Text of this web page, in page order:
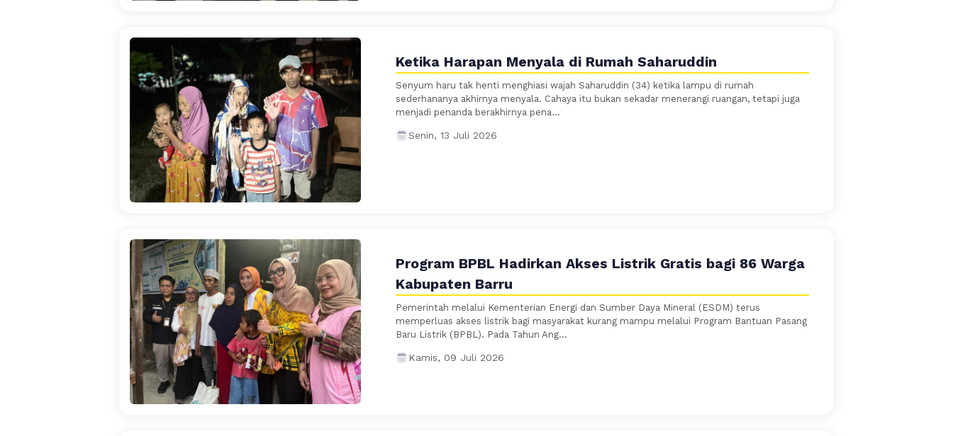
Ketika Harapan Menyala di Rumah Saharuddin
Senyum haru tak henti menghiasi wajah Saharuddin (34) ketika lampu di rumah
sederhananya akhirnya menyala. Cahaya itu bukan sekadar menerangi ruangan, tetapi juga
menjadi penanda berakhirnya pena...
Senin, 13 Juli 2026
Program BPBL Hadirkan Akses Listrik Gratis bagi 86 Warga
Kabupaten Barru
Pemerintah melalui Kementerian Energi dan Sumber Daya Mineral (ESDM) terus
memperluas akses listrik bagi masyarakat kurang mampu melalui Program Bantuan Pasang
Baru Listrik (BPBL). Pada Tahun Ang...
Kamis, 09 Juli 2026